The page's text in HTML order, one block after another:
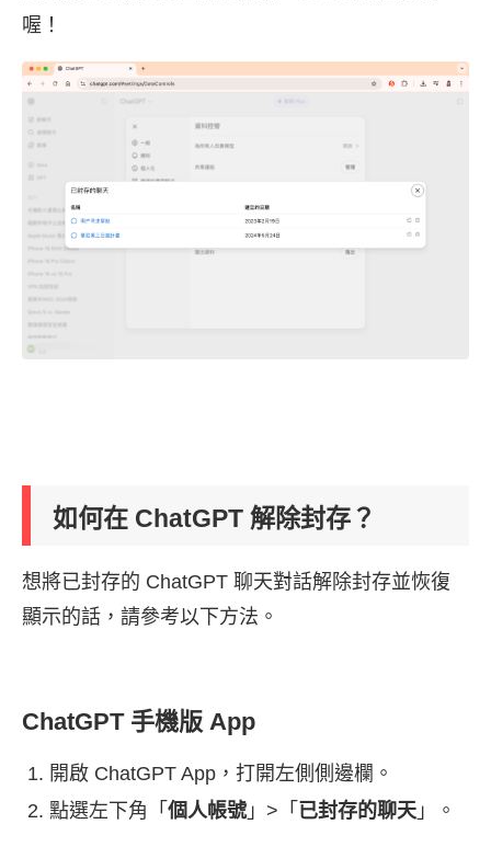
喔！
如何在 ChatGPT 解除封存？
想將已封存的 ChatGPT 聊天對話解除封存並恢復
顯示的話，請參考以下方法。
ChatGPT 手機版 App
開啟 ChatGPT App，打開左側側邊欄。
點選左下角「 個人帳號」>「 已封存的聊天 」。